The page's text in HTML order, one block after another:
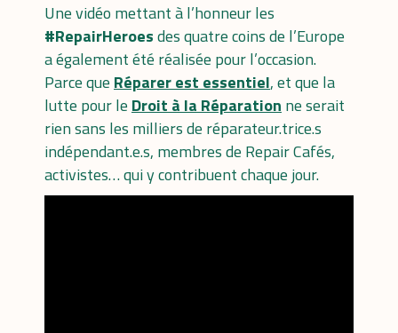
Une vidéo mettant à l’honneur les
#RepairHeroesdes quatre coins de l’Europe
a également été réalisée pour l’occasion.
Parce que Réparer est essentiel, et que la
lutte pour le Droit à la Réparation ne serait
rien sans les milliers de réparateur.trice.s
indépendant.e.s, membres de Repair Cafés,
activistes… qui y contribuent chaque jour.